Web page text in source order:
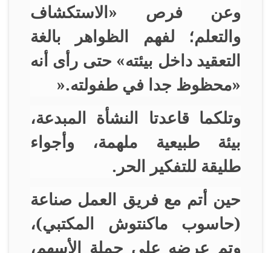
وعن فرص «الاستكشاف
والتعلم؛ لفهم الظواهر بالغة
التعقيد داخل بيئته» حتى رأى أنه
«محظوظ جدا في طفولته».
وتلكما قاعدتا النشأة المبدعة،
بيئة طبيعية ملهمة، وأجواء
طليقة للتفكير الحر .
حين أتم مع فريق العمل صناعة
(حاسوب ماكنتوش المكتبي)،
وتم عرضه على حملة الأسهم،